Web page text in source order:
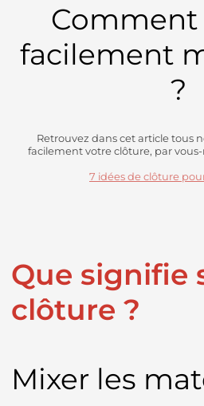
Comment
facilement
?
Retrouvez dans cet article tous
facilement votre clôture, par
7 idées de clôture
Que signifie
clôture ?
Mixer les